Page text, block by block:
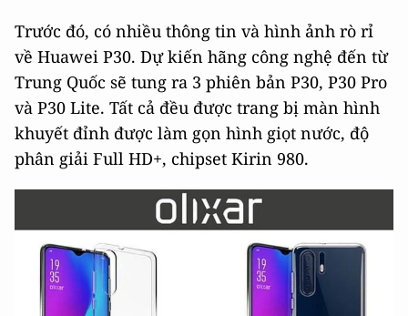
Trước đó, có nhiều thông tin và hình ảnh rò rỉ
về Huawei P30. Dự kiến hãng công nghệ đến từ
Trung Quốc sẽ tung ra 3 phiên bản P30, P30 Pro
và P30 Lite. Tất cả đều được trang bị màn hình
khuyết đỉnh được làm gọn hình giọt nước, độ
phân giải Full HD+, chipset Kirin 980.